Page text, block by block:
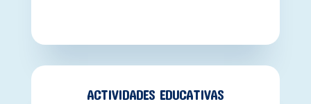
ACTIVIDADES EDUCATIVAS